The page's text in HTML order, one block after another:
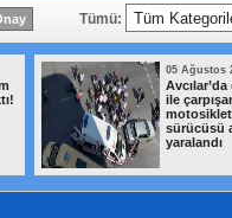
Tümü:
05 Ağustos
ile
sürücüsü
yaralandı